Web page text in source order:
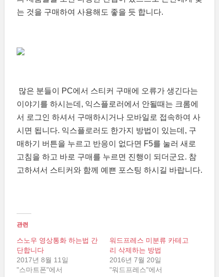
는 것을 구매하여 사용해도 좋을 듯 합니다.
많은 분들이 PC에서 스티커 구매에 오류가 생긴다는
이야기를 하시는데, 익스플로러에서 안될때는 크롬에
서 로그인 하셔서 구매하시거나 모바일로 접속하여 사
시면 됩니다. 익스플로러도 한가지 방법이 있는데, 구
매하기 버튼을 누르고 반응이 없다면 F5를 눌러 새로
고침을 하고 바로 구매를 누르면 진행이 되더군요. 참
고하셔서 스티커와 함께 예쁜 포스팅 하시길 바랍니다.
관련
스노우 영상통화 하는법 간
단합니다
2017년 8월 11일
"스마트폰"에서
워드프레스 미분류 카테고
리 삭제하는 방법
2016년 7월 20일
"워드프레스"에서